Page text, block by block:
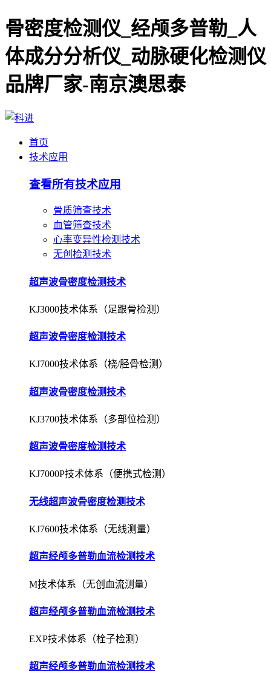
骨密度检测仪_经颅多普勒_人
体成分分析仪_动脉硬化检测仪
品牌厂家-南京澳思泰
首页
技术应用
查看所有技术应用
骨质筛查技术
血管筛查技术
心率变异性检测技术
无创检测技术
超声波骨密度检测技术
KJ3000技术体系（足跟骨检测）
超声波骨密度检测技术
KJ7000技术体系（桡/胫骨检测）
超声波骨密度检测技术
KJ3700技术体系（多部位检测）
超声波骨密度检测技术
KJ7000P技术体系（便携式检测）
无线超声波骨密度检测技术
KJ7600技术体系（无线测量）
超声经颅多普勒血流检测技术
M技术体系（无创血流测量）
超声经颅多普勒血流检测技术
EXP技术体系（栓子检测）
超声经颅多普勒血流检测技术